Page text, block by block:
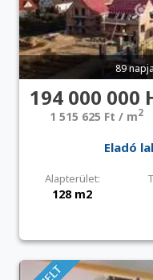
89
194 000 000
1 515 625 Ft / m2
Eladó
Alapterület:
128 m2